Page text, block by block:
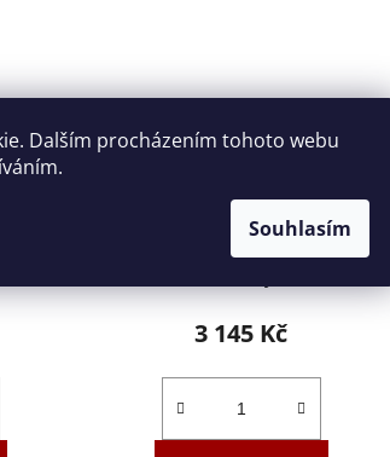
Dalším procházením tohoto webu
Souhlasím
NAREX 443001206
3 145 Kč